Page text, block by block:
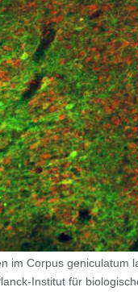
im Corpus geniculatum
Institut für